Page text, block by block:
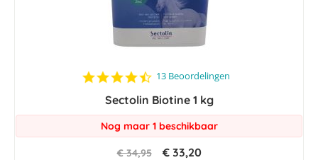
4.4
rating
13 Beoordelingen
Sectolin Biotine 1 kg
Nog maar 1 beschikbaar
€ 34,95 € 33,20